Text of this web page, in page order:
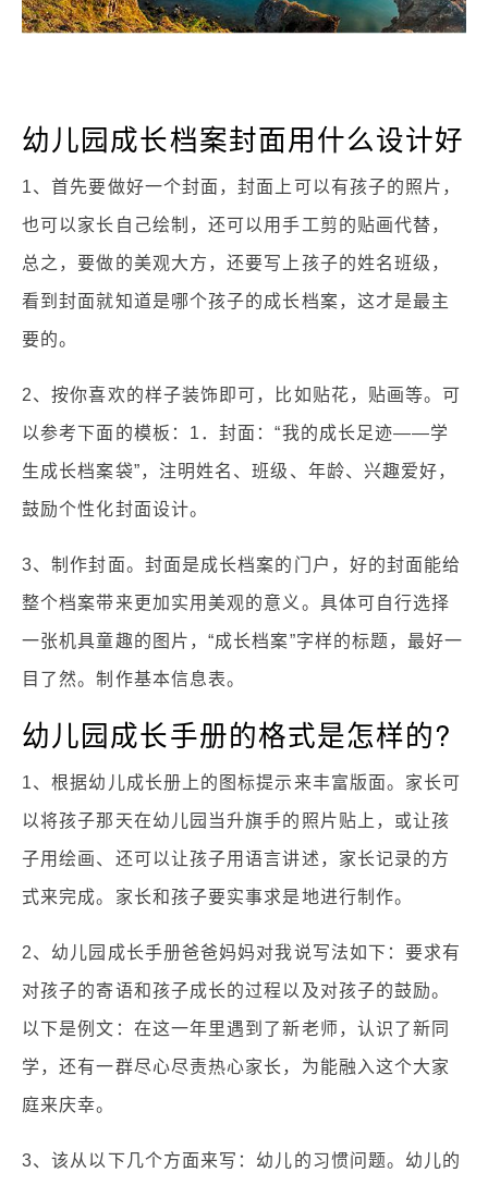
幼儿园成长档案封面用什么设计好
1、首先要做好一个封面，封面上可以有孩子的照片，
也可以家长自己绘制，还可以用手工剪的贴画代替，
总之，要做的美观大方，还要写上孩子的姓名班级，
看到封面就知道是哪个孩子的成长档案，这才是最主
要的。
2、按你喜欢的样子装饰即可，比如贴花，贴画等。可
以参考下面的模板：1．封面：“我的成长足迹——学
生成长档案袋”，注明姓名、班级、年龄、兴趣爱好，
鼓励个性化封面设计。
3、制作封面。封面是成长档案的门户，好的封面能给
整个档案带来更加实用美观的意义。具体可自行选择
一张机具童趣的图片，“成长档案”字样的标题，最好一
目了然。制作基本信息表。
幼儿园成长手册的格式是怎样的?
1、根据幼儿成长册上的图标提示来丰富版面。家长可
以将孩子那天在幼儿园当升旗手的照片贴上，或让孩
子用绘画、还可以让孩子用语言讲述，家长记录的方
式来完成。家长和孩子要实事求是地进行制作。
2、幼儿园成长手册爸爸妈妈对我说写法如下：要求有
对孩子的寄语和孩子成长的过程以及对孩子的鼓励。
以下是例文：在这一年里遇到了新老师，认识了新同
学，还有一群尽心尽责热心家长，为能融入这个大家
庭来庆幸。
3、该从以下几个方面来写：幼儿的习惯问题。幼儿的